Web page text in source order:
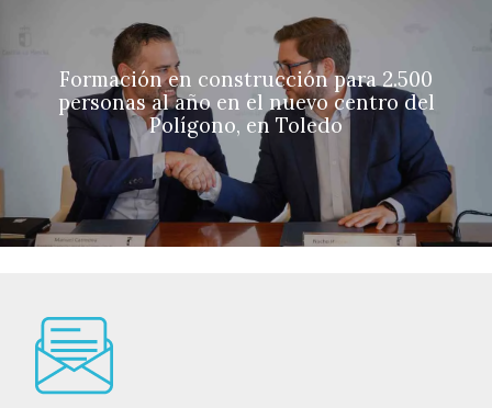
Formación en construcción para 2.500
personas al año en el nuevo centro del
Polígono, en Toledo